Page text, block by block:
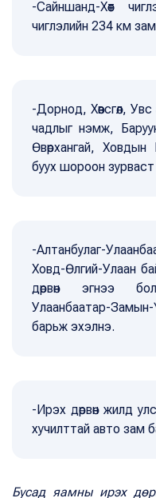
-Сайншанд-Хөөт
чиглэлийн 234 км
-Дорнод, Хөвсгөл,
чадлыг нэмж,
Өвөрхангай, Ховдын
буух шороон
-Алтанбулаг-
Ховд-Өлгий-Улаан
дөрвөн эгнээ
Улаанбаатар-
барьж эхэлнэ.
-Ирэх дөрвөн жилд
хучилттай авто зам
Бусад яамны ирэх